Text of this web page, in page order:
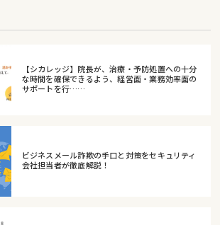
【シカレッジ】院長が、治療・予防処置への十分
な時間を確保できるよう、経営面・業務効率面の
サポートを行……
ビジネスメール詐欺の手口と対策をセキュリティ
会社担当者が徹底解説！